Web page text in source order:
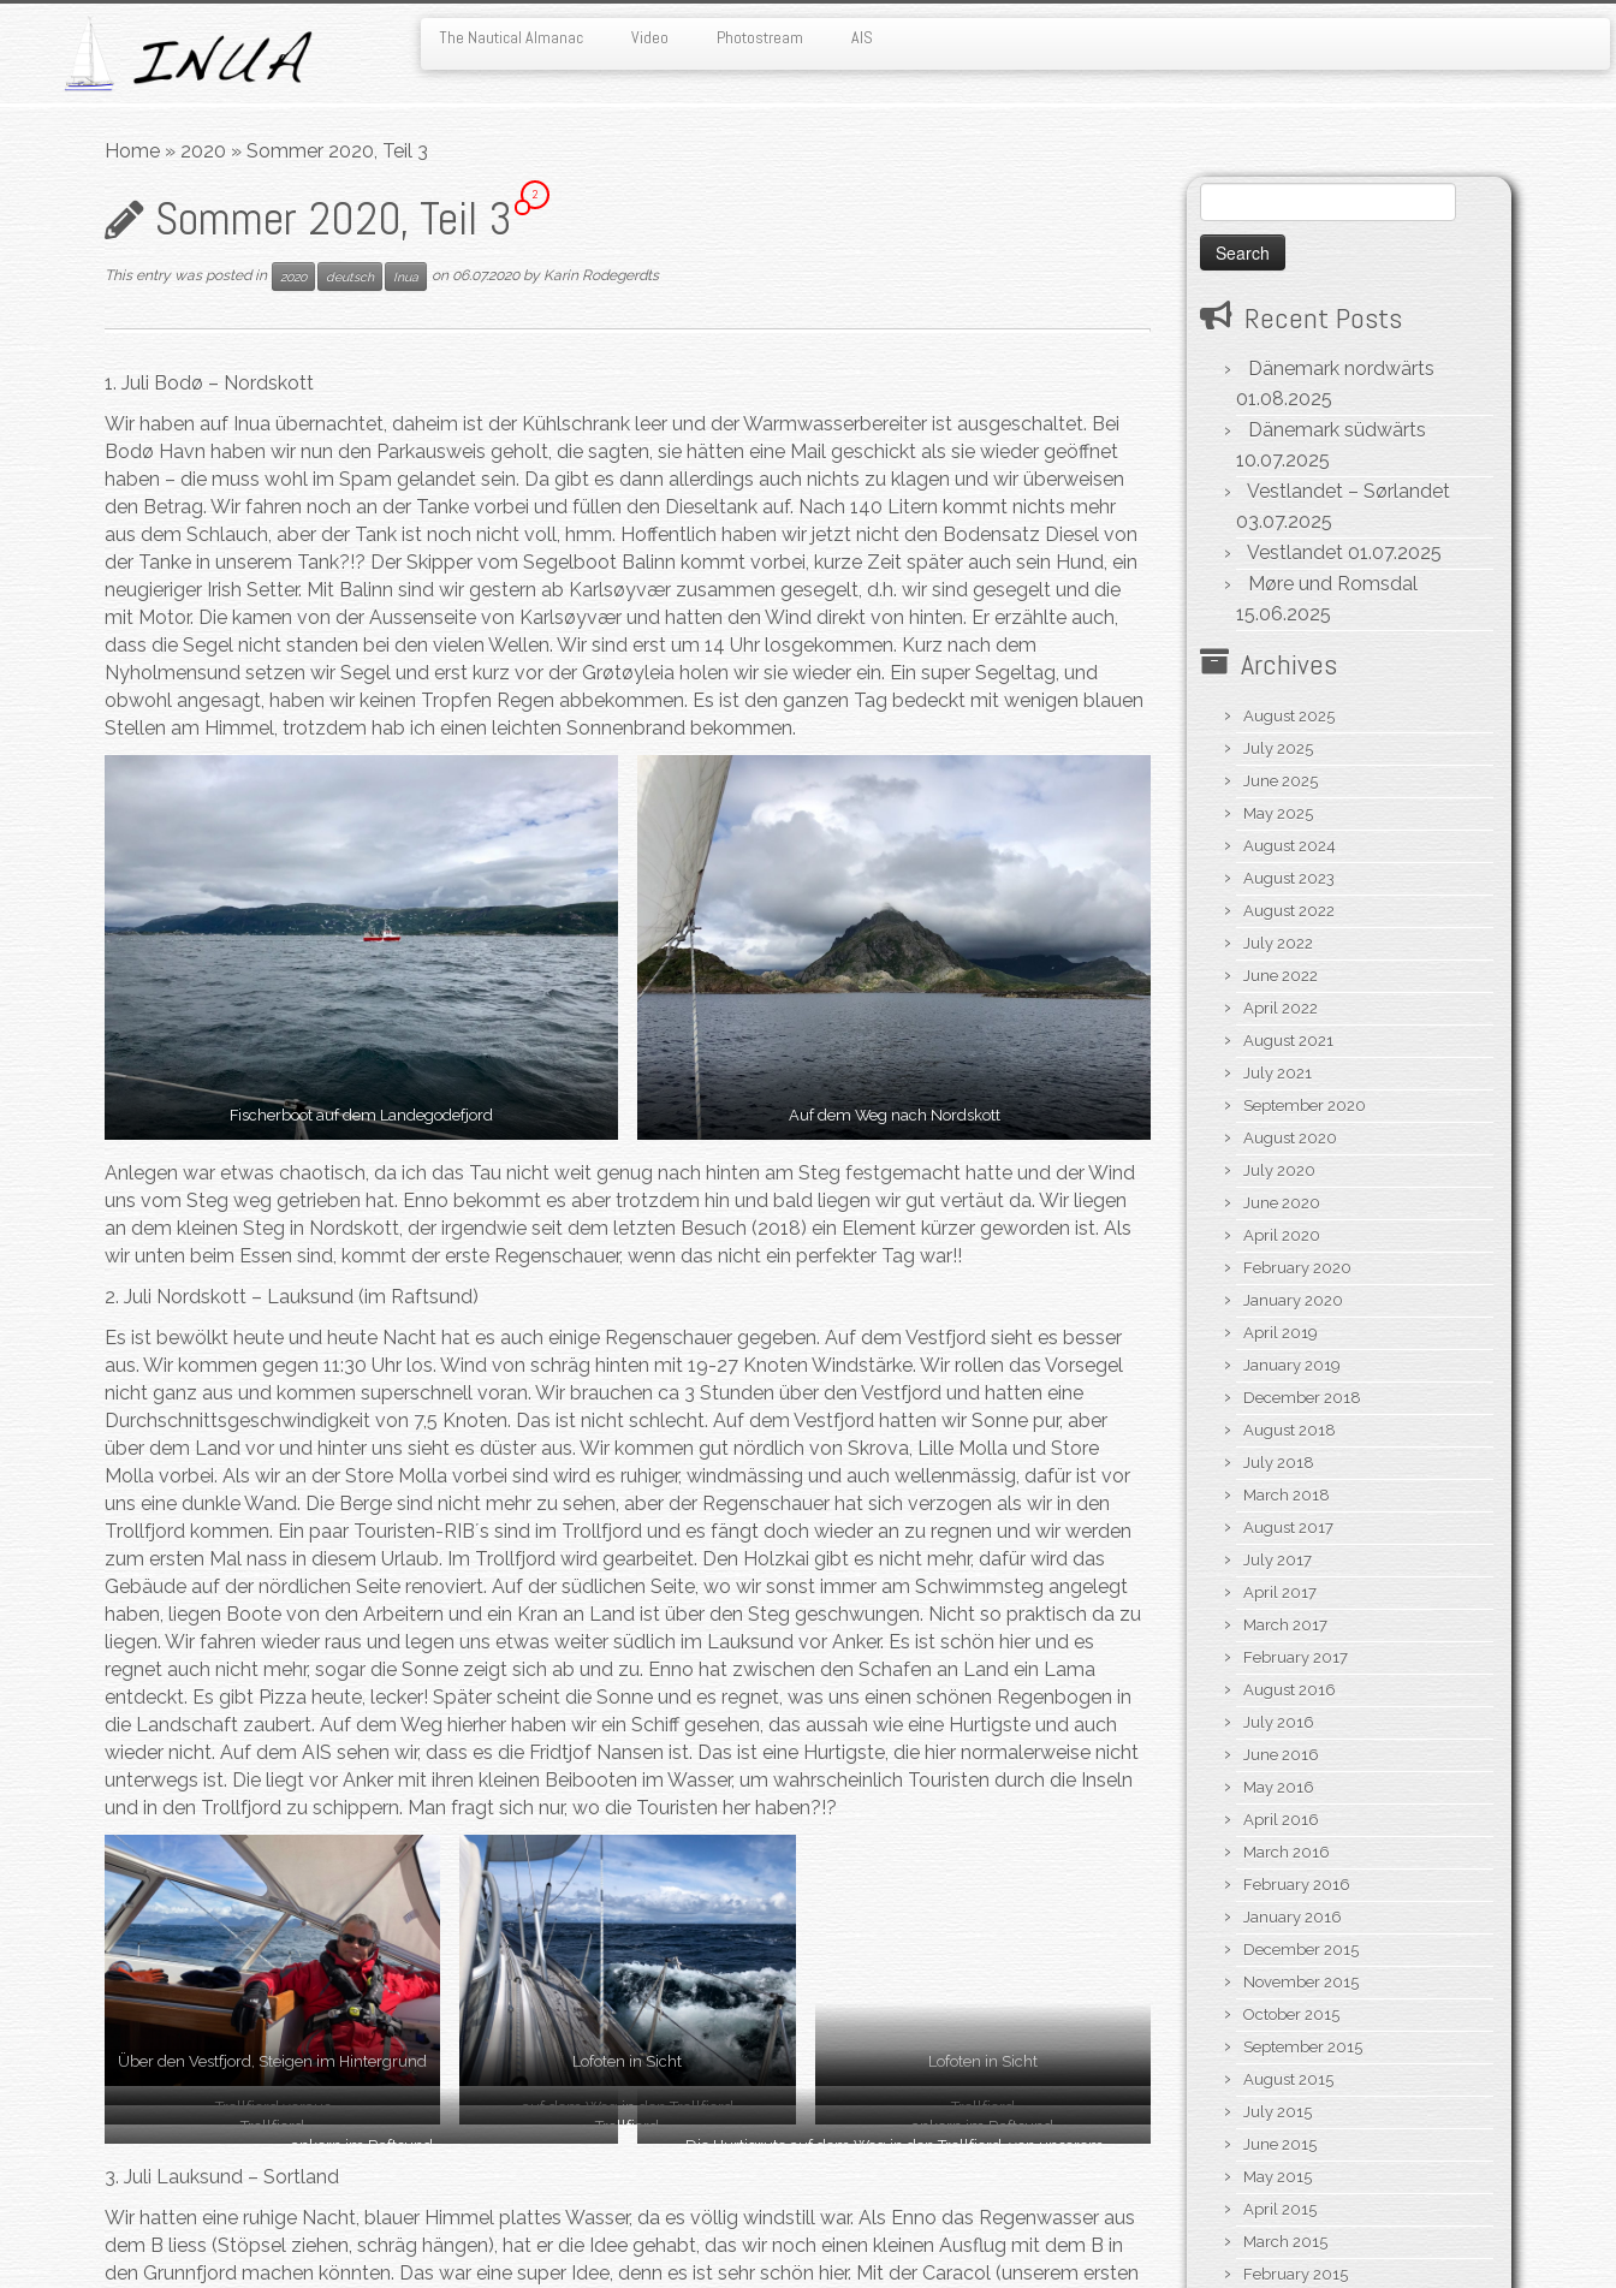
The Nautical Almanac Video Photostream AIS
Home » 2020 » Sommer 2020, Teil 3
Sommer 2020, Teil 3 2
This entry was posted in 2020 deutsch Inua on 06.07.2020 by Karin Rodegerdts
1. Juli Bodø – Nordskott
Wir haben auf Inua übernachtet, daheim ist der Kühlschrank leer und der Warmwasserbereiter ist ausgeschaltet. Bei
Bodø Havn haben wir nun den Parkausweis geholt, die sagten, sie hätten eine Mail geschickt als sie wieder geöffnet
haben – die muss wohl im Spam gelandet sein. Da gibt es dann allerdings auch nichts zu klagen und wir überweisen
den Betrag. Wir fahren noch an der Tanke vorbei und füllen den Dieseltank auf. Nach 140 Litern kommt nichts mehr
aus dem Schlauch, aber der Tank ist noch nicht voll, hmm. Hoffentlich haben wir jetzt nicht den Bodensatz Diesel von
der Tanke in unserem Tank?!? Der Skipper vom Segelboot Balinn kommt vorbei, kurze Zeit später auch sein Hund, ein
neugieriger Irish Setter. Mit Balinn sind wir gestern ab Karlsøyvær zusammen gesegelt, d.h. wir sind gesegelt und die
mit Motor. Die kamen von der Aussenseite von Karlsøyvær und hatten den Wind direkt von hinten. Er erzählte auch,
dass die Segel nicht standen bei den vielen Wellen. Wir sind erst um 14 Uhr losgekommen. Kurz nach dem
Nyholmensund setzen wir Segel und erst kurz vor der Grøtøyleia holen wir sie wieder ein. Ein super Segeltag, und
obwohl angesagt, haben wir keinen Tropfen Regen abbekommen. Es ist den ganzen Tag bedeckt mit wenigen blauen
Stellen am Himmel, trotzdem hab ich einen leichten Sonnenbrand bekommen.
Fischerboot auf dem Landegodefjord Auf dem Weg nach Nordskott
Anlegen war etwas chaotisch, da ich das Tau nicht weit genug nach hinten am Steg festgemacht hatte und der Wind
uns vom Steg weg getrieben hat. Enno bekommt es aber trotzdem hin und bald liegen wir gut vertäut da. Wir liegen
an dem kleinen Steg in Nordskott, der irgendwie seit dem letzten Besuch (2018) ein Element kürzer geworden ist. Als
wir unten beim Essen sind, kommt der erste Regenschauer, wenn das nicht ein perfekter Tag war!!
2. Juli Nordskott – Lauksund (im Raftsund)
Es ist bewölkt heute und heute Nacht hat es auch einige Regenschauer gegeben. Auf dem Vestfjord sieht es besser
aus. Wir kommen gegen 11:30 Uhr los. Wind von schräg hinten mit 19-27 Knoten Windstärke. Wir rollen das Vorsegel
nicht ganz aus und kommen superschnell voran. Wir brauchen ca 3 Stunden über den Vestfjord und hatten eine
Durchschnittsgeschwindigkeit von 7,5 Knoten. Das ist nicht schlecht. Auf dem Vestfjord hatten wir Sonne pur, aber
über dem Land vor und hinter uns sieht es düster aus. Wir kommen gut nördlich von Skrova, Lille Molla und Store
Molla vorbei. Als wir an der Store Molla vorbei sind wird es ruhiger, windmässing und auch wellenmässig, dafür ist vor
uns eine dunkle Wand. Die Berge sind nicht mehr zu sehen, aber der Regenschauer hat sich verzogen als wir in den
Trollfjord kommen. Ein paar Touristen-RIB´s sind im Trollfjord und es fängt doch wieder an zu regnen und wir werden
zum ersten Mal nass in diesem Urlaub. Im Trollfjord wird gearbeitet. Den Holzkai gibt es nicht mehr, dafür wird das
Gebäude auf der nördlichen Seite renoviert. Auf der südlichen Seite, wo wir sonst immer am Schwimmsteg angelegt
haben, liegen Boote von den Arbeitern und ein Kran an Land ist über den Steg geschwungen. Nicht so praktisch da zu
liegen. Wir fahren wieder raus und legen uns etwas weiter südlich im Lauksund vor Anker. Es ist schön hier und es
regnet auch nicht mehr, sogar die Sonne zeigt sich ab und zu. Enno hat zwischen den Schafen an Land ein Lama
entdeckt. Es gibt Pizza heute, lecker! Später scheint die Sonne und es regnet, was uns einen schönen Regenbogen in
die Landschaft zaubert. Auf dem Weg hierher haben wir ein Schiff gesehen, das aussah wie eine Hurtigste und auch
wieder nicht. Auf dem AIS sehen wir, dass es die Fridtjof Nansen ist. Das ist eine Hurtigste, die hier normalerweise nicht
unterwegs ist. Die liegt vor Anker mit ihren kleinen Beibooten im Wasser, um wahrscheinlich Touristen durch die Inseln
und in den Trollfjord zu schippern. Man fragt sich nur, wo die Touristen her haben?!?
Über den Vestfjord, Steigen im Hintergrund Lofoten in Sicht Lofoten in Sicht
Trollfjord voraus auf dem Weg in den Trollfjord
Trollfjord
Trollfjord
Trollfjord
ankern im Raftsund
ankern im Raftsund
Die Hurtigrute auf dem Weg in den Trollfjord, von unserem
3. Juli Lauksund – Sortland
Wir hatten eine ruhige Nacht, blauer Himmel plattes Wasser, da es völlig windstill war. Als Enno das Regenwasser aus
dem B liess (Stöpsel ziehen, schräg hängen), hat er die Idee gehabt, das wir noch einen kleinen Ausflug mit dem B in
den Grunnfjord machen könnten. Das war eine super Idee, denn es ist sehr schön hier. Mit der Caracol (unserem ersten
for:
Recent Posts
Dänemark nordwärts
01.08.2025
Dänemark südwärts
10.07.2025
Vestlandet – Sørlandet
03.07.2025
Vestlandet 01.07.2025
Møre und Romsdal
15.06.2025
Archives
August 2025
July 2025
June 2025
May 2025
August 2024
August 2023
August 2022
July 2022
June 2022
April 2022
August 2021
July 2021
September 2020
August 2020
July 2020
June 2020
April 2020
February 2020
January 2020
April 2019
January 2019
December 2018
August 2018
July 2018
March 2018
August 2017
July 2017
April 2017
March 2017
February 2017
August 2016
July 2016
June 2016
May 2016
April 2016
March 2016
February 2016
January 2016
December 2015
November 2015
October 2015
September 2015
August 2015
July 2015
June 2015
May 2015
April 2015
March 2015
February 2015